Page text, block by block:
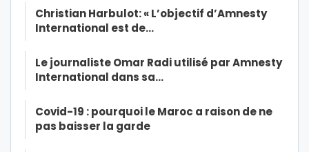
Christian Harbulot: « L’objectif d’Amnesty
International est de…
Le journaliste Omar Radi utilisé par Amnesty
International dans sa…
Covid-19 : pourquoi le Maroc a raison de ne
pas baisser la garde